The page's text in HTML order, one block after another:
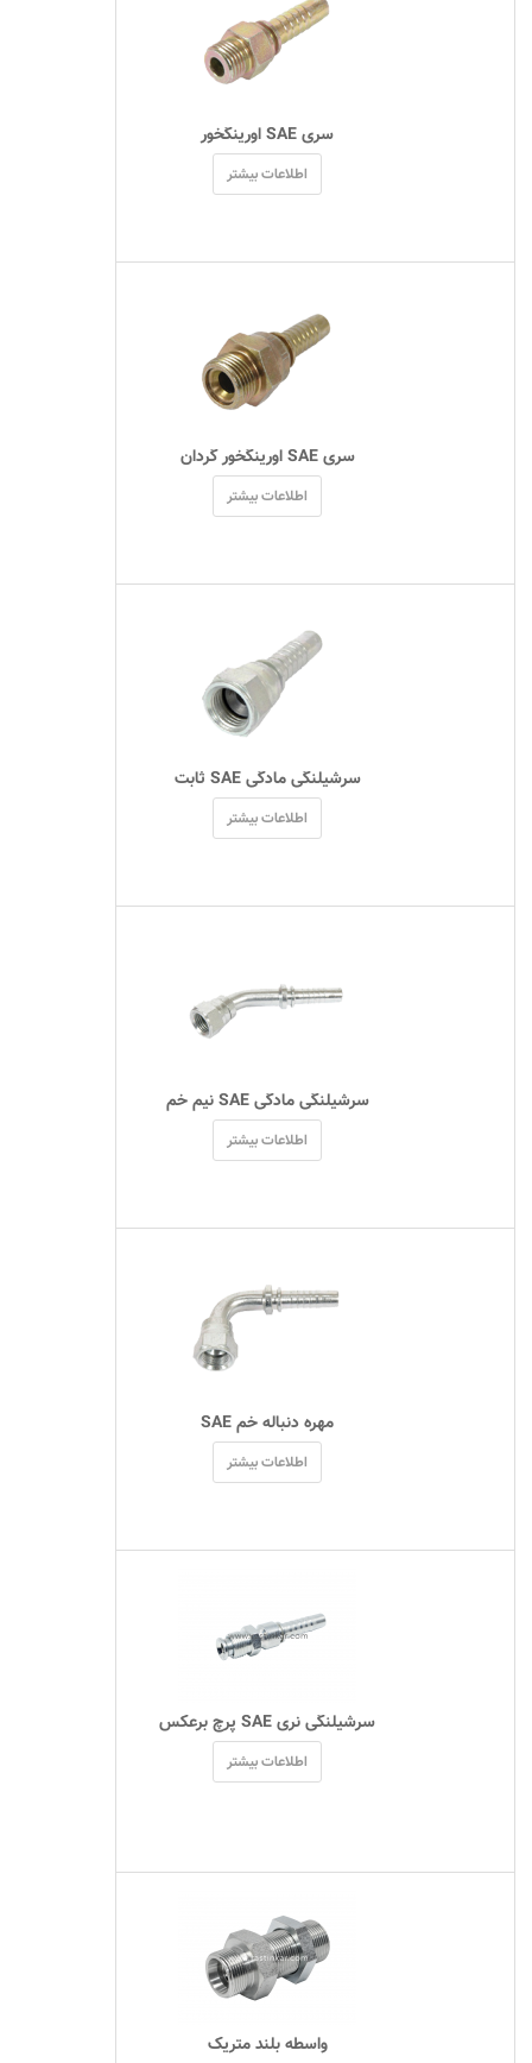
سری SAE اورینگخور
اطلاعات بیشتر
سری SAE اورینگخور گردان
اطلاعات بیشتر
سرشیلنگی مادگی SAE ثابت
اطلاعات بیشتر
سرشیلنگی مادگی SAE نیم خم
اطلاعات بیشتر
مهره دنباله خم SAE
اطلاعات بیشتر
سرشیلنگی نری SAE پرچ برعکس
اطلاعات بیشتر
واسطه بلند متریک